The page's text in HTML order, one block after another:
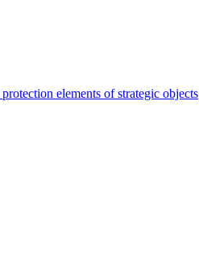
elements of strategic objects